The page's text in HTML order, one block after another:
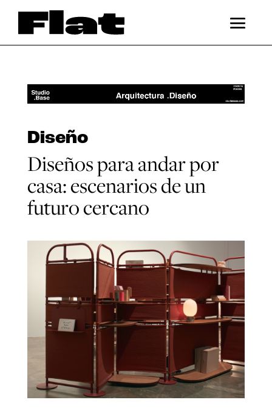
Diseño
Diseños para andar por
casa: escenarios de un
futuro cercano